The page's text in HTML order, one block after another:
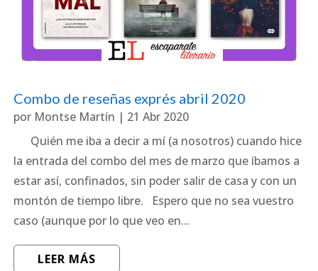
Combo de reseñas exprés abril 2020
por Montse Martín | 21 Abr 2020
Quién me iba a decir a mí (a nosotros) cuando hice
la entrada del combo del mes de marzo que íbamos a
estar así, confinados, sin poder salir de casa y con un
montón de tiempo libre. Espero que no sea vuestro
caso (aunque por lo que veo en...
LEER MÁS